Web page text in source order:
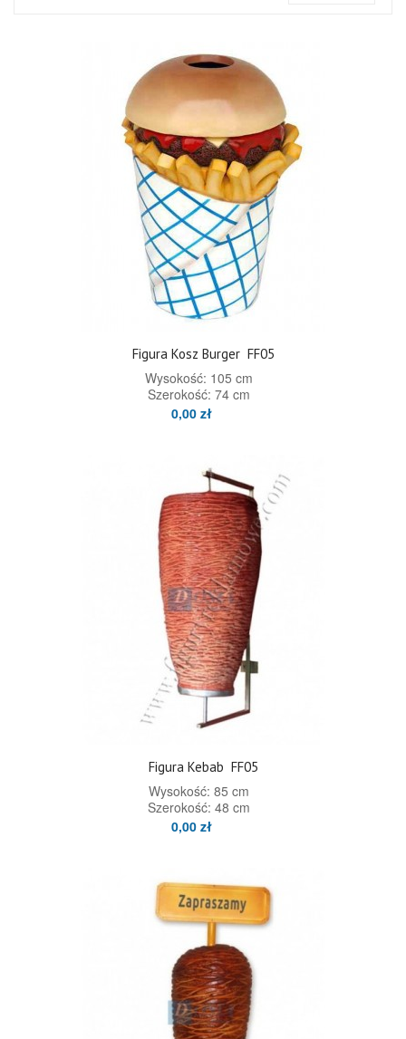
Figura Kosz Burger FF05
Wysokość: 105 cm
Szerokość: 74 cm
0,00 zł
Figura Kebab FF05
Wysokość: 85 cm
Szerokość: 48 cm
0,00 zł